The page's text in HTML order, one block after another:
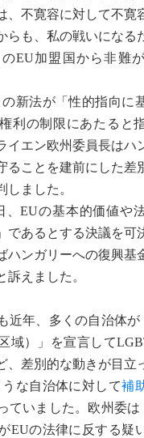
、不寛容に対して不寛
らも、私の戦いになる
EU加盟国から非難
新法が「性的指向に
利の制限にあたると
イエン欧州委員長はハ
ることを建前にした差
しました。
EUの基本的価値や
であるとする決議を可
ハンガリーへの復興基
訴えました。
近年、多くの自治体が
域）」を宣言して
、差別的な動きが目立
な自治体に対して補
ていました。欧州委は
EUの法律に反する疑